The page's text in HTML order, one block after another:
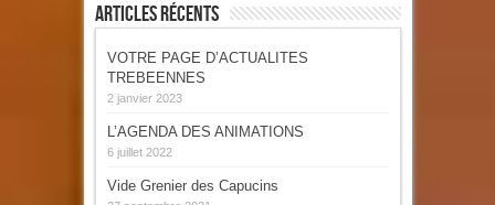
Articles Récents
VOTRE PAGE D’ACTUALITES
TREBEENNES
2 janvier 2023
L’AGENDA DES ANIMATIONS
6 juillet 2022
Vide Grenier des Capucins